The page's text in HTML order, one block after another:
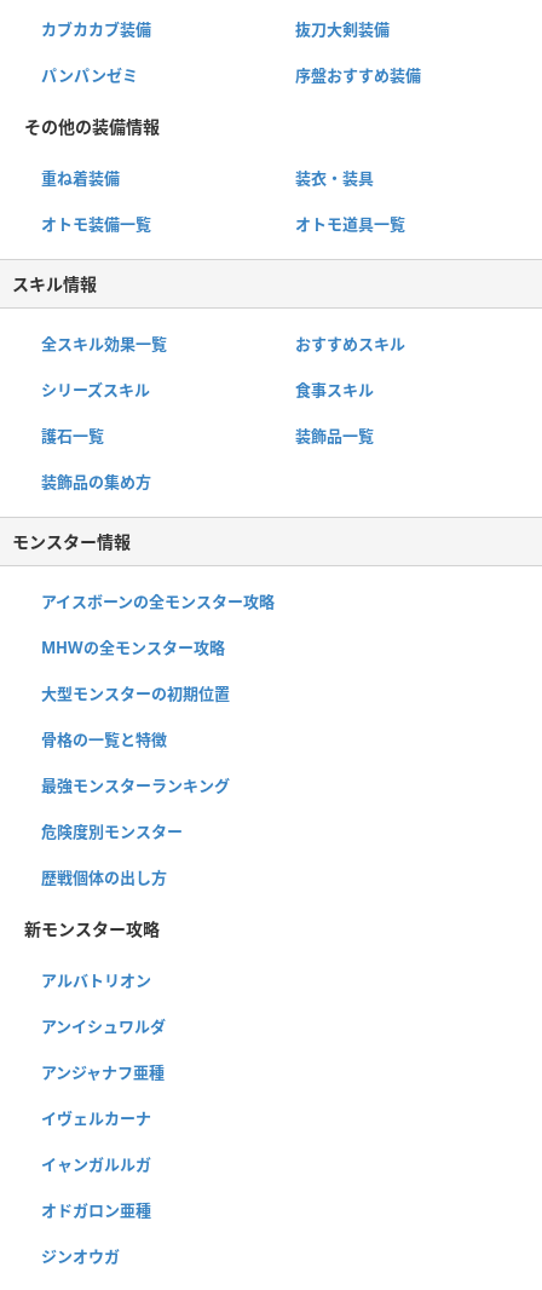
カブカカブ装備 抜刀大剣装備
パンパンゼミ 序盤おすすめ装備
その他の装備情報
重ね着装備 装衣・装具
オトモ装備一覧 オトモ道具一覧
スキル情報
全スキル効果一覧 おすすめスキル
シリーズスキル 食事スキル
護石一覧 装飾品一覧
装飾品の集め方
モンスター情報
アイスボーンの全モンスター攻略
MHWの全モンスター攻略
大型モンスターの初期位置
骨格の一覧と特徴
最強モンスターランキング
危険度別モンスター
歴戦個体の出し方
新モンスター攻略
アルバトリオン
アンイシュワルダ
アンジャナフ亜種
イヴェルカーナ
イャンガルルガ
オドガロン亜種
ジンオウガ